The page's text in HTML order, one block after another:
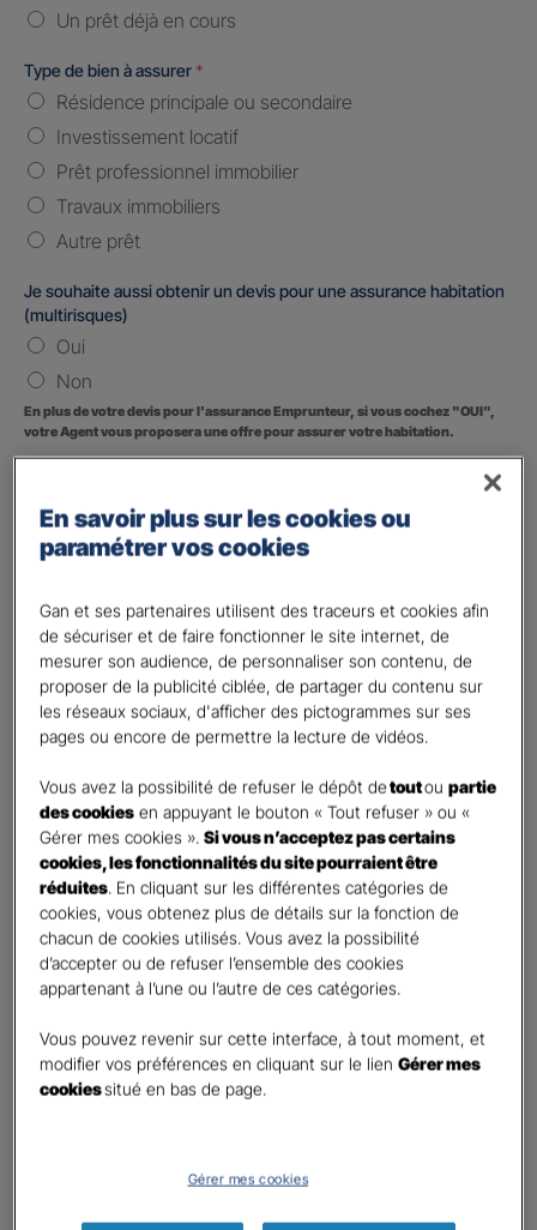
Un prêt déjà en cours
Type de bien à assurer *
Résidence principale ou secondaire
Investissement locatif
Prêt professionnel immobilier
Travaux immobiliers
Autre prêt
Je souhaite aussi obtenir un devis pour une assurance habitation
(multirisques)
Oui
Non
En plus de votre devis pour l'assurance Emprunteur, si vous cochez "OUI",
votre Agent vous proposera une offre pour assurer votre habitation.
Etes-vous déjà client Gan assurances ?
Non
Madame
Monsieur
First Last
Téléphone *
United
States
+1
E-mail*
Informations complémentaires (facultatif)
Information données personnelles*
En savoir plus sur les cookies ou
paramétrer vos cookies
Gan et ses partenaires utilisent des traceurs et cookies afin
de sécuriser et de faire fonctionner le site internet, de
mesurer son audience, de personnaliser son contenu, de
proposer de la publicité ciblée, de partager du contenu sur
les réseaux sociaux, d'afficher des pictogrammes sur ses
pages ou encore de permettre la lecture de vidéos.
Vous avez la possibilité de refuser le dépôt detoutoupartie
des cookies en appuyant le bouton « Tout refuser » ou «
Gérer mes cookies ».Si vous n’acceptez pas certains
cookies, les fonctionnalités du site pourraient être
réduites. En cliquant sur les différentes catégories de
cookies, vous obtenez plus de détails sur la fonction de
chacun de cookies utilisés. Vous avez la possibilité
d’accepter ou de refuser l’ensemble des cookies
appartenant à l’une ou l’autre de ces catégories.
Vous pouvez revenir sur cette interface, à tout moment, et
modifier vos préférences en cliquant sur le lienGérer mes
cookiessitué en bas de page.
Gérer mes cookies